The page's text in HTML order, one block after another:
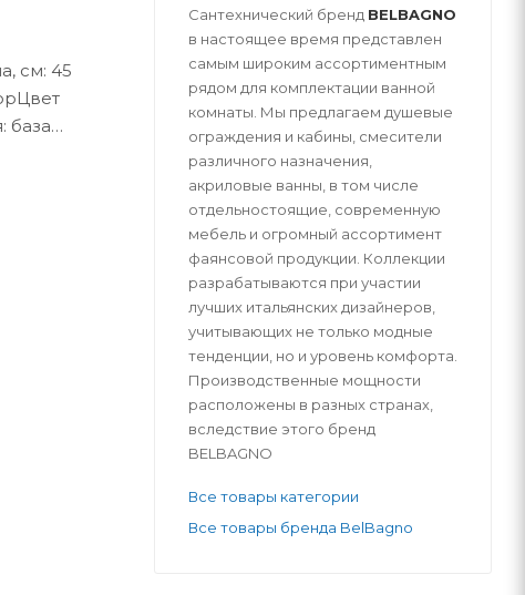
см: 45
база
Сантехнический бренд BELBAGNO
в настоящее время представлен
самым широким ассортиментным
рядом для комплектации ванной
комнаты. Мы предлагаем душевые
ограждения и кабины, смесители
различного назначения,
акриловые ванны, в том числе
отдельностоящие, современную
мебель и огромный ассортимент
фаянсовой продукции. Коллекции
разрабатываются при участии
лучших итальянских дизайнеров,
учитывающих не только модные
тенденции, но и уровень комфорта.
Производственные мощности
расположены в разных странах,
вследствие этого бренд
BELBAGNO
Все товары категории
Все товары бренда BelBagno